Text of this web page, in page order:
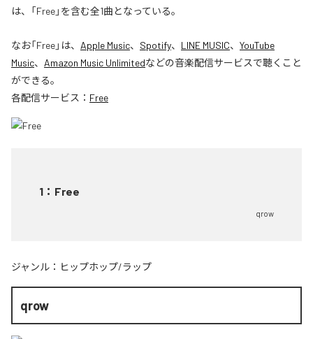
は、「Free」を含む全1曲となっている。
なお「Free」は、 Apple Music、 Spotify、 LINE MUSIC、 YouTube
Music、 Amazon Music Unlimitedなどの音楽配信サービスで聴くこと
ができる。
各配信サービス： Free
1 ： Free
qrow
ジャンル： ヒップホップ/ラップ
qrow